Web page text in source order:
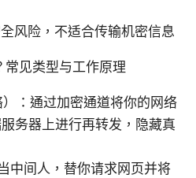
风险，不适合传输机密信息
常见类型与工作原理
：通过加密通道将你的网络
务器上进行再转发，隐藏真
中间人，替你请求网页并将